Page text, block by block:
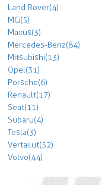
Land Rover (4)
MG (5)
Maxus (3)
Mercedes-Benz (84)
Mitsubishi (13)
Opel (31)
Porsche (6)
Renault (17)
Seat (11)
Subaru (4)
Tesla (3)
Vertailut (52)
Volvo (44)